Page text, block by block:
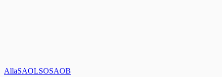
AllaSAOLSOSAOB